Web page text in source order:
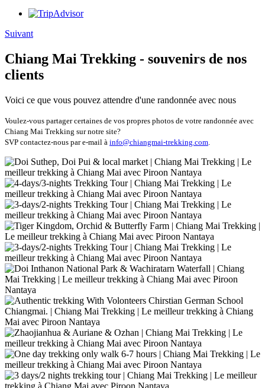
Suivant
Chiang Mai Trekking - souvenirs de nos
clients
Voici ce que vous pouvez attendre d'une randonnée avec nous
Voulez-vous partager certaines de vos propres photos de votre randonnée avec
Chiang Mai Trekking sur notre site?
SVP contactez-nous par e-mail à info@chiangmai-trekking.com.